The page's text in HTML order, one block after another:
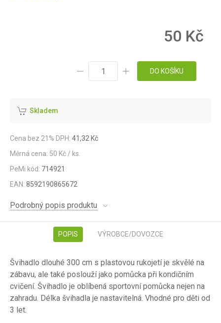
50 Kč
DO KOŠÍKU
Skladem
Cena bez 21% DPH: 41,32 Kč
Měrná cena: 50 Kč / ks.
PeMi kód: 714921
EAN: 8592190865672
Podrobný popis produktu
POPIS VÝROBCE/DOVOZCE
Švihadlo dlouhé 300 cm s plastovou rukojetí je skvělé na
zábavu, ale také poslouží jako pomůcka při kondičním
cvičení. Švihadlo je oblíbená sportovní pomůcka nejen na
zahradu. Délka švihadla je nastavitelná. Vhodné pro děti od
3 let.